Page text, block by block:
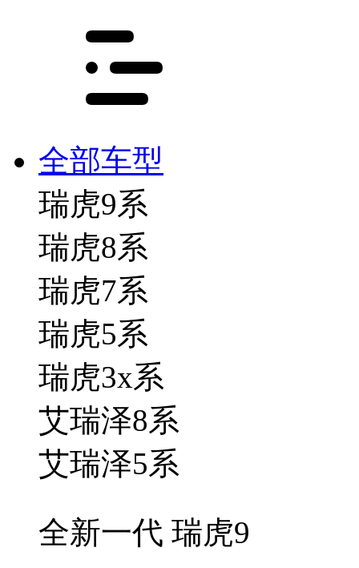
全部车型
瑞虎9系
瑞虎8系
瑞虎7系
瑞虎5系
瑞虎3x系
艾瑞泽8系
艾瑞泽5系
全新一代 瑞虎9